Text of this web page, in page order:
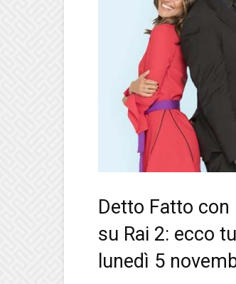
Detto Fatto con
su Rai 2: ecco
lunedì 5